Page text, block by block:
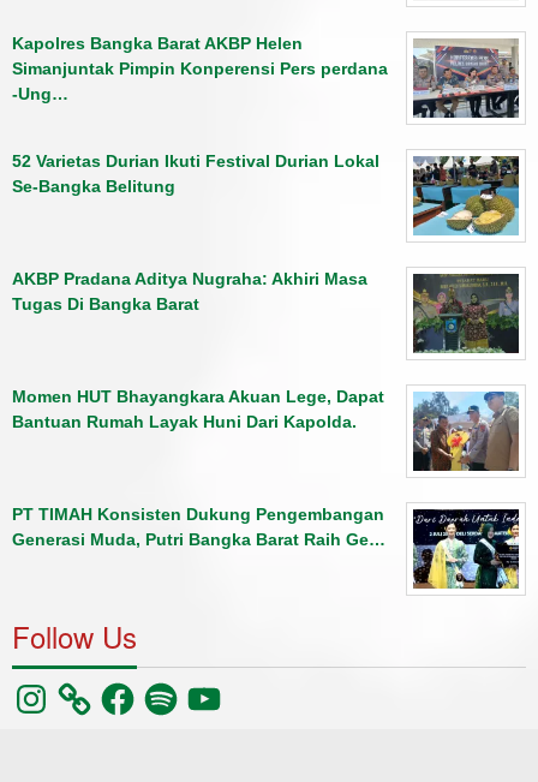
Kapolres Bangka Barat AKBP Helen
Simanjuntak Pimpin Konperensi Pers perdana
-Ung…
52 Varietas Durian Ikuti Festival Durian Lokal
Se-Bangka Belitung
AKBP Pradana Aditya Nugraha: Akhiri Masa
Tugas Di Bangka Barat
Momen HUT Bhayangkara Akuan Lege, Dapat
Bantuan Rumah Layak Huni Dari Kapolda.
PT TIMAH Konsisten Dukung Pengembangan
Generasi Muda, Putri Bangka Barat Raih Ge…
Follow Us
Instagram FacebookSpotifyYouTube